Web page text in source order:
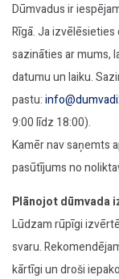
Dūmvadus ir
Rīgā. Ja
sazināties ar mums,
datumu un laiku.
pastu:
9:00 līdz 18:00).
Kamēr nav saņemts
pasūtījums no
Plānojot dūmvada
Lūdzam rūpīgi
svaru.
kārtīgi un droši